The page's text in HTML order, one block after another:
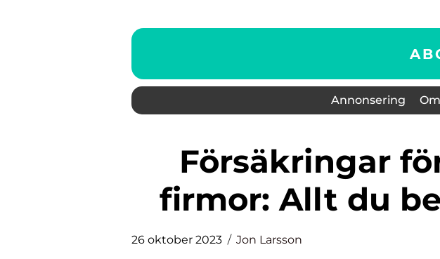
Annonsering
Försäkringar för enskilda
firmor: Allt du
26 oktober 2023 Jon Larsson